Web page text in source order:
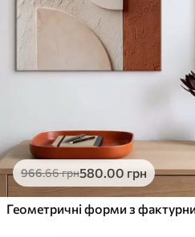
966.66грн580.00 грн